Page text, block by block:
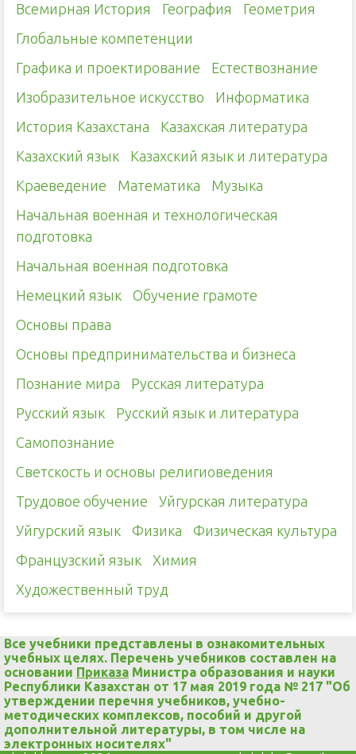
Всемирная История
География
Геометрия
Глобальные компетенции
Графика и проектирование
Естествознание
Изобразительное искусство
Информатика
История Казахстана
Казахская литература
Казахский язык
Казахский язык и литература
Краеведение
Математика
Музыка
Начальная военная и технологическая
подготовка
Начальная военная подготовка
Немецкий язык
Обучение грамоте
Основы права
Основы предпринимательства и бизнеса
Познание мира
Русская литература
Русский язык
Русский язык и литература
Самопознание
Светскость и основы религиоведения
Трудовое обучение
Уйгурская литература
Уйгурский язык
Физика
Физическая культура
Французский язык
Химия
Художественный труд
Все учебники представлены в ознакомительных
учебных целях. Перечень учебников составлен на
основании Приказа Министра образования и науки
Республики Казахстан от 17 мая 2019 года № 217 "Об
утверждении перечня учебников, учебно-
методических комплексов, пособий и другой
дополнительной литературы, в том числе на
электронных носителях"